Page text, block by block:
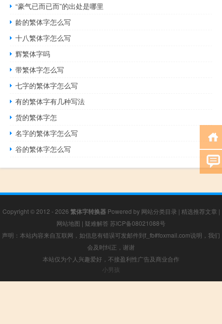
“豪气已而已而”的出处是哪里
龄的繁体字怎么写
十八繁体字怎么写
辉繁体字吗
带繁体字怎么写
七字的繁体字怎么写
有的繁体字有几种写法
货的繁体字怎
名字的繁体字怎么写
谷的繁体字怎么写
Copyright © 2012 - 2026 繁体字转换器Powered by 网站分类目录 | 精选推荐文章 |
网站地图 | 疑难解答 苏ICP备08021088号
声明：本站内容来自互联网，如信息有错误可发邮件到f_fb#foxmail.com说明，我们
会及时纠正，谢谢
本站仅为个人兴趣爱好，不接盈利性广告及商业合作
小男孩